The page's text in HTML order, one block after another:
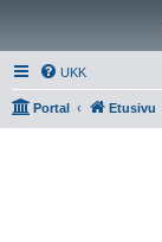
UKK
Portal Etusivu